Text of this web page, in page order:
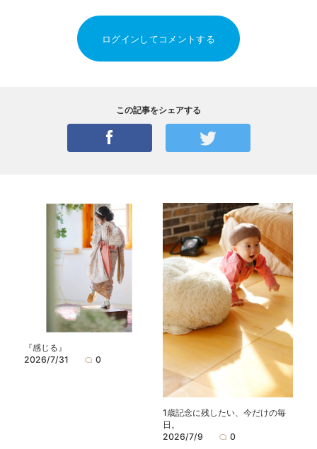
ログインしてコメントする
この記事をシェアする
『感じる』
2026/7/31
0
1歳記念に残したい、今だけの毎
日。
2026/7/9
0